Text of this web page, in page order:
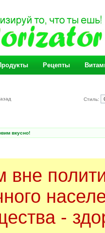
Рецепты
Стиль:
вкусно!
-